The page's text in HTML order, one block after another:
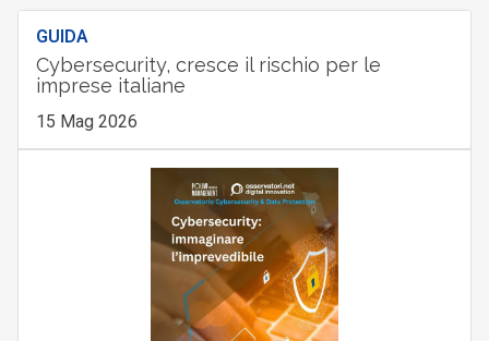
GUIDA
Cybersecurity, cresce il rischio per le
imprese italiane
15 Mag 2026